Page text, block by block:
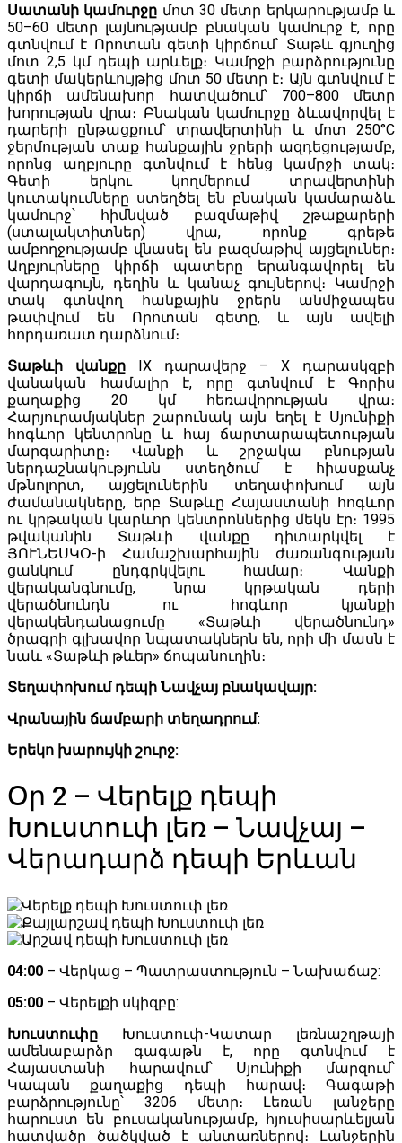
Սատանի կամուրջը մոտ 30 մետր երկարությամբ և
50–60 մետր լայնությամբ բնական կամուրջ է, որը
գտնվում է Որոտան գետի կիրճում՝ Տաթև գյուղից
մոտ 2,5 կմ դեպի արևելք։ Կամրջի բարձրությունը
գետի մակերևույթից մոտ 50 մետր է։ Այն գտնվում է
կիրճի ամենախոր հատվածում՝ 700–800 մետր
խորության վրա։ Բնական կամուրջը ձևավորվել է
դարերի ընթացքում՝ տրավերտինի և մոտ 250°C
ջերմության տաք հանքային ջրերի ազդեցությամբ,
որոնց աղբյուրը գտնվում է հենց կամրջի տակ։
Գետի երկու կողմերում տրավերտինի
կուտակումները ստեղծել են բնական կամարաձև
կամուրջ՝ հիմնված բազմաթիվ շթաքարերի
(ստալակտիտներ) վրա, որոնք գրեթե
ամբողջությամբ վնասել են բազմաթիվ այցելուներ։
Աղբյուրները կիրճի պատերը երանգավորել են
վարդագույն, դեղին և կանաչ գույներով։ Կամրջի
տակ գտնվող հանքային ջրերն անմիջապես
թափվում են Որոտան գետը, և այն ավելի
հորդառատ դարձնում։
Տաթևի վանքը IX դարավերջ – X դարասկզբի
վանական համալիր է, որը գտնվում է Գորիս
քաղաքից 20 կմ հեռավորության վրա։
Հարյուրամյակներ շարունակ այն եղել է Սյունիքի
հոգևոր կենտրոնը և հայ ճարտարապետության
մարգարիտը։ Վանքի և շրջակա բնության
ներդաշնակությունն ստեղծում է հիասքանչ
մթնոլորտ, այցելուներին տեղափոխում այն
ժամանակները, երբ Տաթևը Հայաստանի հոգևոր
ու կրթական կարևոր կենտրոններից մեկն էր։ 1995
թվականին Տաթևի վանքը դիտարկվել է
ՅՈՒՆԵՍԿՕ-ի Համաշխարհային ժառանգության
ցանկում ընդգրկվելու համար։ Վանքի
վերականգնումը, նրա կրթական դերի
վերածնունդն ու հոգևոր կյանքի
վերակենդանացումը «Տաթևի վերածնունդ»
ծրագրի գլխավոր նպատակներն են, որի մի մասն է
նաև «Տաթևի թևեր» ճոպանուղին։
Տեղափոխում դեպի Նավչայ բնակավայր:
Վրանային ճամբարի տեղադրում:
Երեկո խարույկի շուրջ:
Օր 2 – Վերելք դեպի
Խուստուփ լեռ – Նավչայ –
Վերադարձ դեպի Երևան
04:00 – Վերկաց – Պատրաստություն – Նախաճաշ:
05:00 – Վերելքի սկիզբը:
Խուստուփը Խուստուփ-Կատար լեռնաշղթայի
ամենաբարձր գագաթն է, որը գտնվում է
Հայաստանի հարավում՝ Սյունիքի մարզում՝
Կապան քաղաքից դեպի հարավ։ Գագաթի
բարձրությունը՝ 3206 մետր։ Լեռան լանջերը
հարուստ են բուսականությամբ, հյուսիսարևելյան
հատվածը ծածկված է անտառներով։ Լանջերին